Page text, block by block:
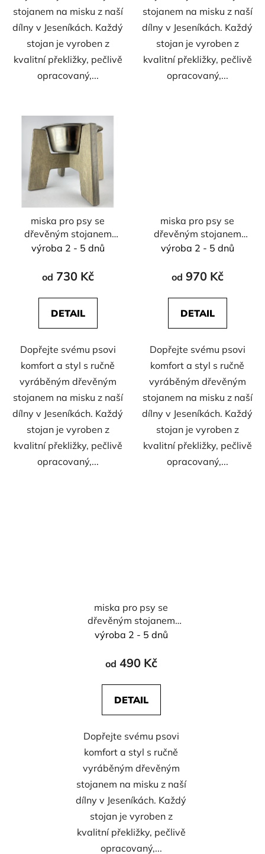
stojanem na misku z naší
dílny v Jeseníkách. Každý
stojan je vyroben z
kvalitní překližky, pečlivě
opracovaný,...
stojanem na misku z naší
dílny v Jeseníkách. Každý
stojan je vyroben z
kvalitní překližky, pečlivě
opracovaný,...
miska pro psy se
dřevěným stojanem
vel. M - 750 ml
výroba 2 - 5 dnů
od 730 Kč
DETAIL
Dopřejte svému psovi
komfort a styl s ručně
vyráběným dřevěným
stojanem na misku z naší
dílny v Jeseníkách. Každý
stojan je vyroben z
kvalitní překližky, pečlivě
opracovaný,...
miska pro psy se
dřevěným stojanem
vel. L - 1800 ml
výroba 2 - 5 dnů
od 970 Kč
DETAIL
Dopřejte svému psovi
komfort a styl s ručně
vyráběným dřevěným
stojanem na misku z naší
dílny v Jeseníkách. Každý
stojan je vyroben z
kvalitní překližky, pečlivě
opracovaný,...
miska pro psy se
dřevěným stojanem
vel. S - 450 ml
výroba 2 - 5 dnů
od 490 Kč
DETAIL
Dopřejte svému psovi
komfort a styl s ručně
vyráběným dřevěným
stojanem na misku z naší
dílny v Jeseníkách. Každý
stojan je vyroben z
kvalitní překližky, pečlivě
opracovaný,...